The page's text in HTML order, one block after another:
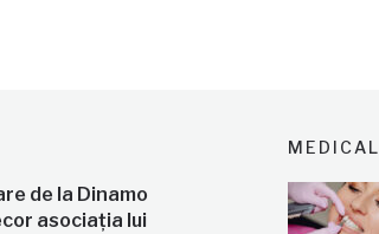
de la Dinamo
asociația lui
MEDICAL